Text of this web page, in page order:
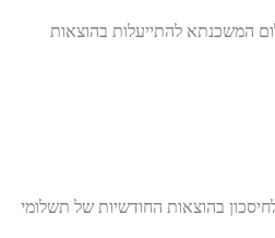
המשכנתא להתייעלות בהוצאות
בהוצאות החודשיות של תשלומי